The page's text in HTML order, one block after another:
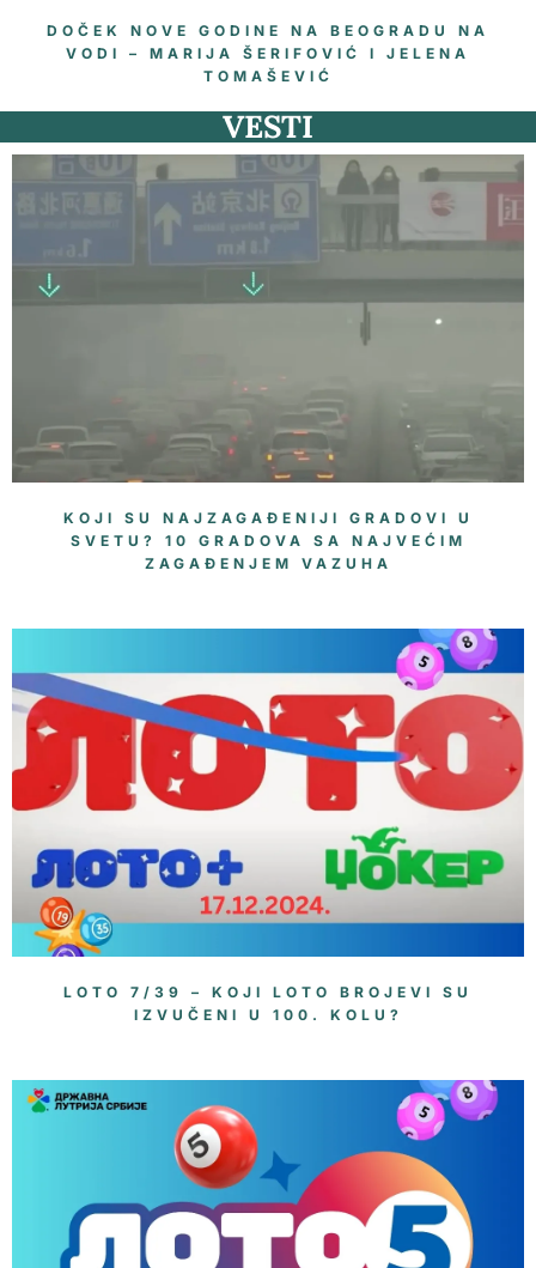
DOČEK NOVE GODINE NA BEOGRADU NA
VODI – MARIJA ŠERIFOVIĆ I JELENA
TOMAŠEVIĆ
VESTI
KOJI SU NAJZAGAĐENIJI GRADOVI U
SVETU? 10 GRADOVA SA NAJVEĆIM
ZAGAĐENJEM VAZUHA
LOTO 7/39 – KOJI LOTO BROJEVI SU
IZVUČENI U 100. KOLU?